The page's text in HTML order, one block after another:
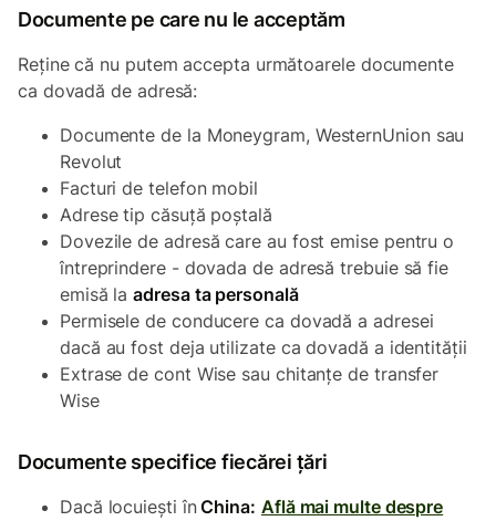
Documente pe care nu le acceptăm
Reține că nu putem accepta următoarele documente
ca dovadă de adresă:
Documente de la Moneygram, WesternUnion sau
Revolut
Facturi de telefon mobil
Adrese tip căsuță poștală
Dovezile de adresă care au fost emise pentru o
întreprindere - dovada de adresă trebuie să fie
emisă laadresa ta personală
Permisele de conducere ca dovadă a adresei
dacă au fost deja utilizate ca dovadă a identității
Extrase de cont Wise sau chitanțe de transfer
Wise
Documente specifice fiecărei țări
Dacă locuiești înChina: Află mai multe despre